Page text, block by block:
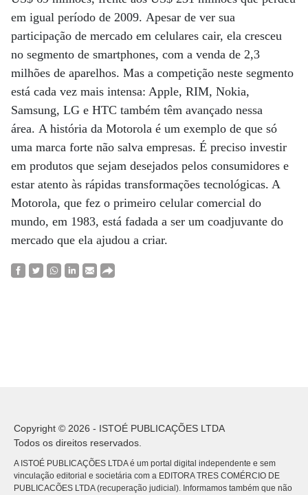
em igual período de 2009. Apesar de ver sua
participação de mercado em celulares cair, ela cresceu
no segmento de smartphones, com a venda de 2,3
milhões de aparelhos. Mas a competição neste segmento
está cada vez mais intensa: Apple, RIM, Nokia,
Samsung, LG e HTC também têm avançado nessa
área. A história da Motorola é um exemplo de que só
uma marca forte não salva empresas. É preciso investir
em produtos que sejam desejados pelos consumidores e
estar atento às rápidas transformações tecnológicas. A
Motorola, que fez o primeiro celular comercial do
mundo, em 1983, está fadada a ser um coadjuvante do
mercado que ela ajudou a criar.
Copyright © 2026 - ISTOÉ PUBLICAÇÕES LTDA
Todos os direitos reservados.
A ISTOÉ PUBLICAÇÕES LTDA é um portal digital independente e sem
vinculação editorial e societária com a EDITORA TRES COMÉRCIO DE
PUBLICACÕES LTDA (recuperação judicial). Informamos também que não